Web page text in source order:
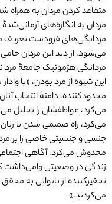
متقاعد کردن مردان به
مردان به انگاره‌های
مردانگی‌های فرودست تعریف
می‌شود. از دید این مردان
مردانگی هژمونیک جامعۀ
این شیوه از مرد بودن، «با
محدودکننده، دامنۀ انتخاب
می‌کرد، عواطفشان را تحلیل
می‌کرد، راه صمیمی شدن با
جنسی و جنسیتی خاصی را بر
مخدوش می‌کرد، آگاهی
زندگی در وضعیتی وامی‌داشت
تحقیرکننده از ناتوانی به
می‌کردند.»